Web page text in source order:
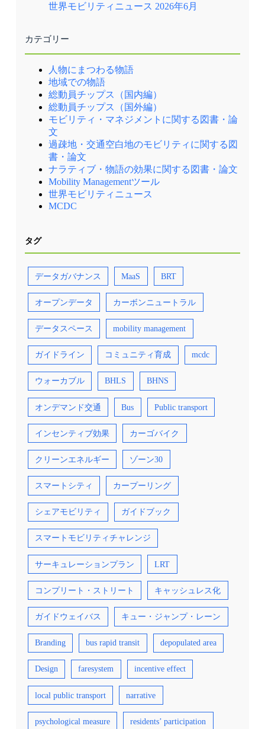
世界モビリティニュース 2026年6月
カテゴリー
人物にまつわる物語
地域での物語
総動員チップス（国内編）
総動員チップス（国外編）
モビリティ・マネジメントに関する図書・論
文
過疎地・交通空白地のモビリティに関する図
書・論文
ナラティブ・物語の効果に関する図書・論文
Mobility Managementツール
世界モビリティニュース
MCDC
タグ
データガバナンス MaaS BRT
オープンデータ カーボンニュートラル
データスペース mobility management
ガイドライン コミュニティ育成 mcdc
ウォーカブル BHLS BHNS
オンデマンド交通 Bus Public transport
インセンティブ効果 カーゴバイク
クリーンエネルギー ゾーン30
スマートシティ カープーリング
シェアモビリティ ガイドブック
スマートモビリティチャレンジ
サーキュレーションプラン LRT
コンプリート・ストリート キャッシュレス化
ガイドウェイバス キュー・ジャンプ・レーン
Branding bus rapid transit depopulated area
Design faresystem incentive effect
local public transport narrative
psychological measure residents’ participation